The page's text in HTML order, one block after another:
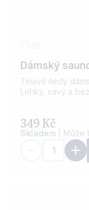
Dámský
Tmavě šedý
Lehký, savý a
349 Kč
Skladem
|